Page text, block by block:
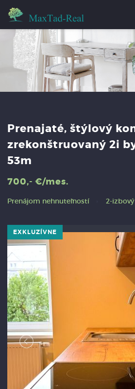
Prenajaté, štýlový
zrekonštruovaný 2i
53m
700,- €/mes.
Prenájom nehnuteľností 2-
EXKLUZÍVNE